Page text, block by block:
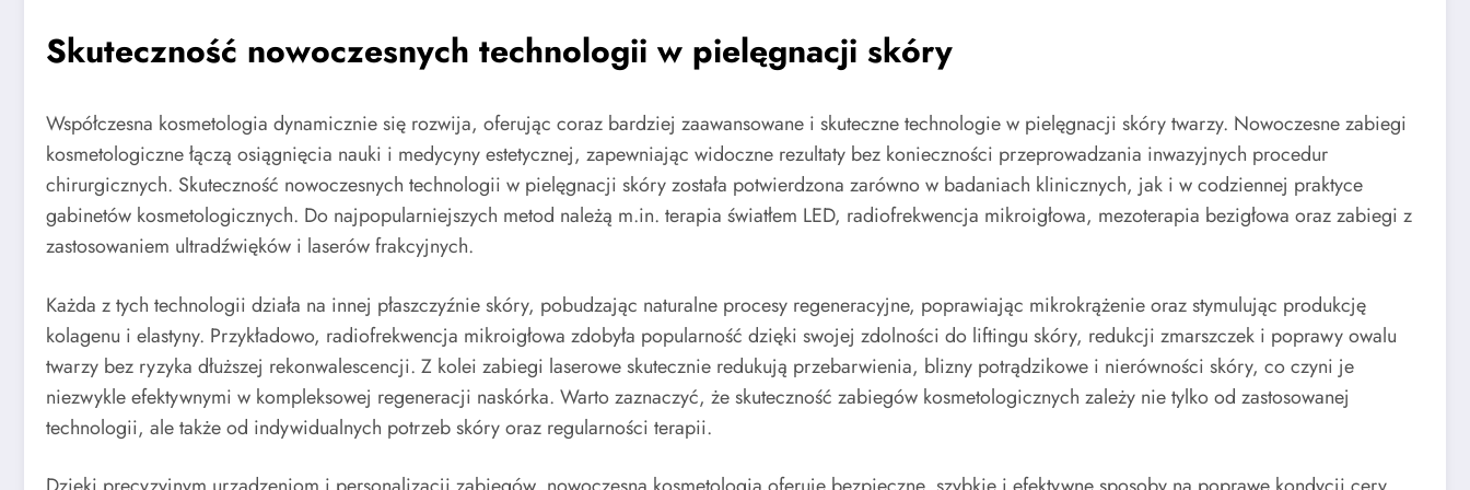
Skuteczność nowoczesnych technologii w pielęgnacji skóry
Współczesna kosmetologia dynamicznie się rozwija, oferując coraz bardziej zaawansowane i skuteczne technologie w pielęgnacji skóry twarzy. Nowoczesne zabiegi
kosmetologiczne łączą osiągnięcia nauki i medycyny estetycznej, zapewniając widoczne rezultaty bez konieczności przeprowadzania inwazyjnych procedur
chirurgicznych. Skuteczność nowoczesnych technologii w pielęgnacji skóry została potwierdzona zarówno w badaniach klinicznych, jak i w codziennej praktyce
gabinetów kosmetologicznych. Do najpopularniejszych metod należą m.in. terapia światłem LED, radiofrekwencja mikroigłowa, mezoterapia bezigłowa oraz zabiegi z
zastosowaniem ultradźwięków i laserów frakcyjnych.
Każda z tych technologii działa na innej płaszczyźnie skóry, pobudzając naturalne procesy regeneracyjne, poprawiając mikrokrążenie oraz stymulując produkcję
kolagenu i elastyny. Przykładowo, radiofrekwencja mikroigłowa zdobyła popularność dzięki swojej zdolności do liftingu skóry, redukcji zmarszczek i poprawy owalu
twarzy bez ryzyka dłuższej rekonwalescencji. Z kolei zabiegi laserowe skutecznie redukują przebarwienia, blizny potrądzikowe i nierówności skóry, co czyni je
niezwykle efektywnymi w kompleksowej regeneracji naskórka. Warto zaznaczyć, że skuteczność zabiegów kosmetologicznych zależy nie tylko od zastosowanej
technologii, ale także od indywidualnych potrzeb skóry oraz regularności terapii.